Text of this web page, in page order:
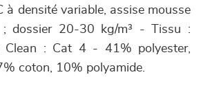
à densité variable, assise mousse
; dossier 20-30 kg/m³ - Tissu :
Clean : Cat 4 - 41% polyester,
coton, 10% polyamide.